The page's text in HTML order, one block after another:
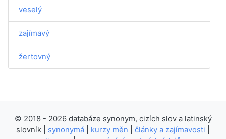
veselý
zajímavý
žertovný
© 2018 - 2026 databáze synonym, cizích slov a latinský
slovník | synonymá kurzy měn články a zajímavosti